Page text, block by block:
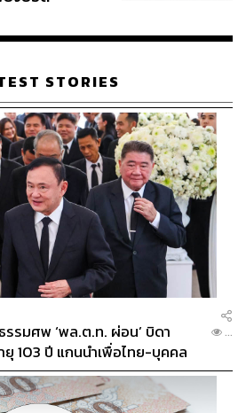
STORIES
รมศพ ‘พล.ต.ท. ผ่อน’ บิดา
ยุ 103 ปี แกนนำเพื่อไทย-บุคคล
...